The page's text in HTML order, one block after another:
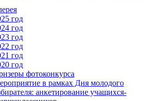
год
год
год
год
год
год
фотоконкурса
в рамках Дня молодого
анкетирование учащихся-